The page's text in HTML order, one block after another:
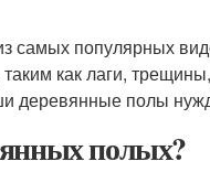
популярных
как лаги,
деревянные полы
полых?